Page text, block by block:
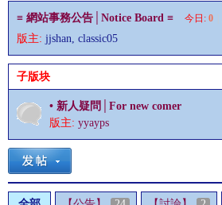
§ » › ›
≡ 網站事務公告│Notice Board ≡ 今日: 0
版主: jjshan, classic05
子版块
• 新人疑問│For new comer
版主: yyayps